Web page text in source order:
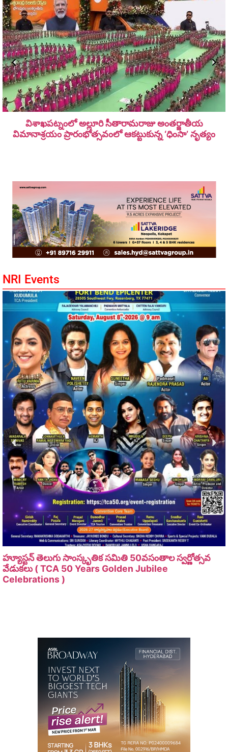
విశాఖపట్నంలో అల్లూరి సీతారామ‌రాజు అంత‌ర్జాతీయ
విమానాశ్ర‌యం ప్రారంభోత్సవంలో ఆకట్టుకున్న ‘ధింసా’ నృత్యం
NRI Events
హ్యూస్టన్ తెలుగు సాంస్కృతిక సమితి 50వసంతాల స్వర్ణోత్సవ
వేడుకలు ( TCA 50 Years Golden Jubilee
Celebrations )